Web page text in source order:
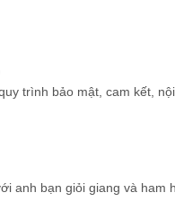
trình bảo mật, cam kết,
anh bạn giỏi giang và ham